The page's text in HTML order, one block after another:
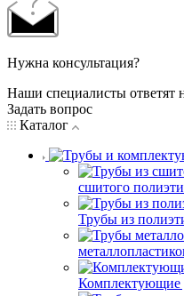
Нужна консультация?
Наши специалисты
Задать вопрос
Каталог
сшитого
Трубы из
Комплектующие